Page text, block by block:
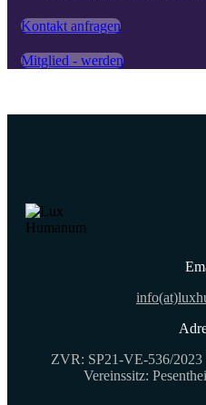
Kontakt anfragen
Mitglied - werden
ZVR: SP21-VE-536/2023
Vereinssitz: